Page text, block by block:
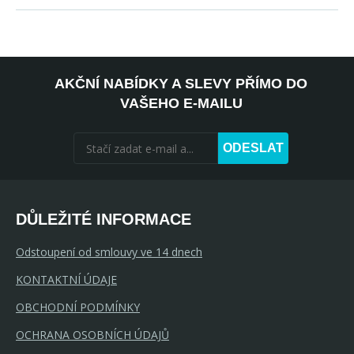
AKČNÍ NABÍDKY A SLEVY PŘÍMO DO
VAŠEHO E-MAILU
ODESLAT
DŮLEŽITÉ INFORMACE
Odstoupení od smlouvy ve 14 dnech
KONTAKTNÍ ÚDAJE
OBCHODNÍ PODMÍNKY
OCHRANA OSOBNÍCH ÚDAJŮ